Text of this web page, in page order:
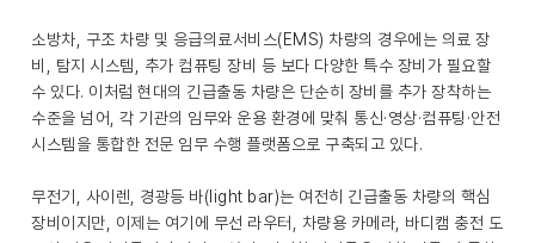
소방차, 구조 차량 및 응급의료서비스(EMS) 차량의 경우에는 의료 장
비, 탐지 시스템, 추가 컴퓨팅 장비 등 보다 다양한 특수 장비가 필요할
수 있다. 이처럼 현대의 긴급출동 차량은 단순히 장비를 추가 장착하는
수준을 넘어, 각 기관의 임무와 운용 환경에 맞춰 통신·영상·컴퓨팅·안전
시스템을 통합한 전문 임무 수행 플랫폼으로 구축되고 있다.
무전기, 사이렌, 경광등 바(light bar)는 여전히 긴급출동 차량의 핵심
장비이지만, 이제는 여기에 무선 라우터, 차량용 카메라, 바디캠 충전 도